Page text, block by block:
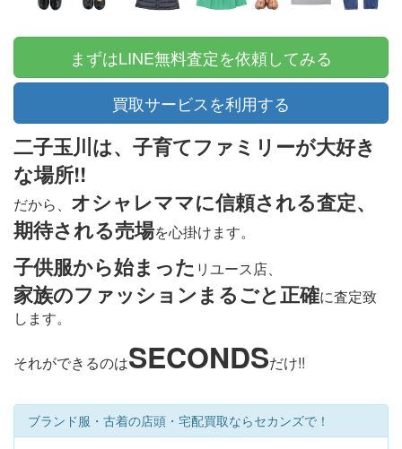
まずはLINE無料査定を依頼してみる
買取サービスを利用する
二子玉川は、子育てファミリーが大好き
な場所!!
だから、 オシャレママに信頼される査定、
期待される売場を心掛けます。
子供服から始まった リユース店、
家族のファッションまるごと正確に査定致
します。
それができるのはSECONDSだけ!!
ブランド服・古着の店頭・宅配買取ならセカンズで！